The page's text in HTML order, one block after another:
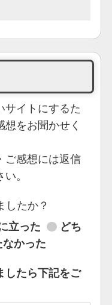
サイトにするた
をお聞かせく
ご感想には返信
。
したか？
立った
どち
かった
したら下記をご